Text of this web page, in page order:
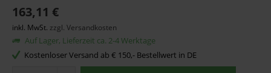
163,11 €
inkl. MwSt. zzgl. Versandkosten
Auf Lager, Lieferzeit ca. 2-4 Werktage
Kostenloser Versand ab € 150,- Bestellwert in DE